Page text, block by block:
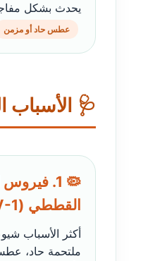
يحدث بشكل
عطس حاد أو مزمن
🩺 الأسباب
🦠 1.
القططي (FHV-1)
أكثر الأسباب
ملتحمة حاد،